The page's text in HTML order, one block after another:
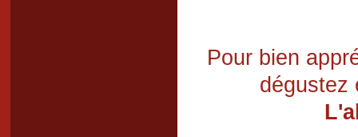
Pour bien
dégustez